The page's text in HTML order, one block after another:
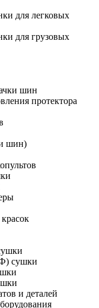
для легковых
для грузовых
шин
протектора
шин)
сушки
и деталей